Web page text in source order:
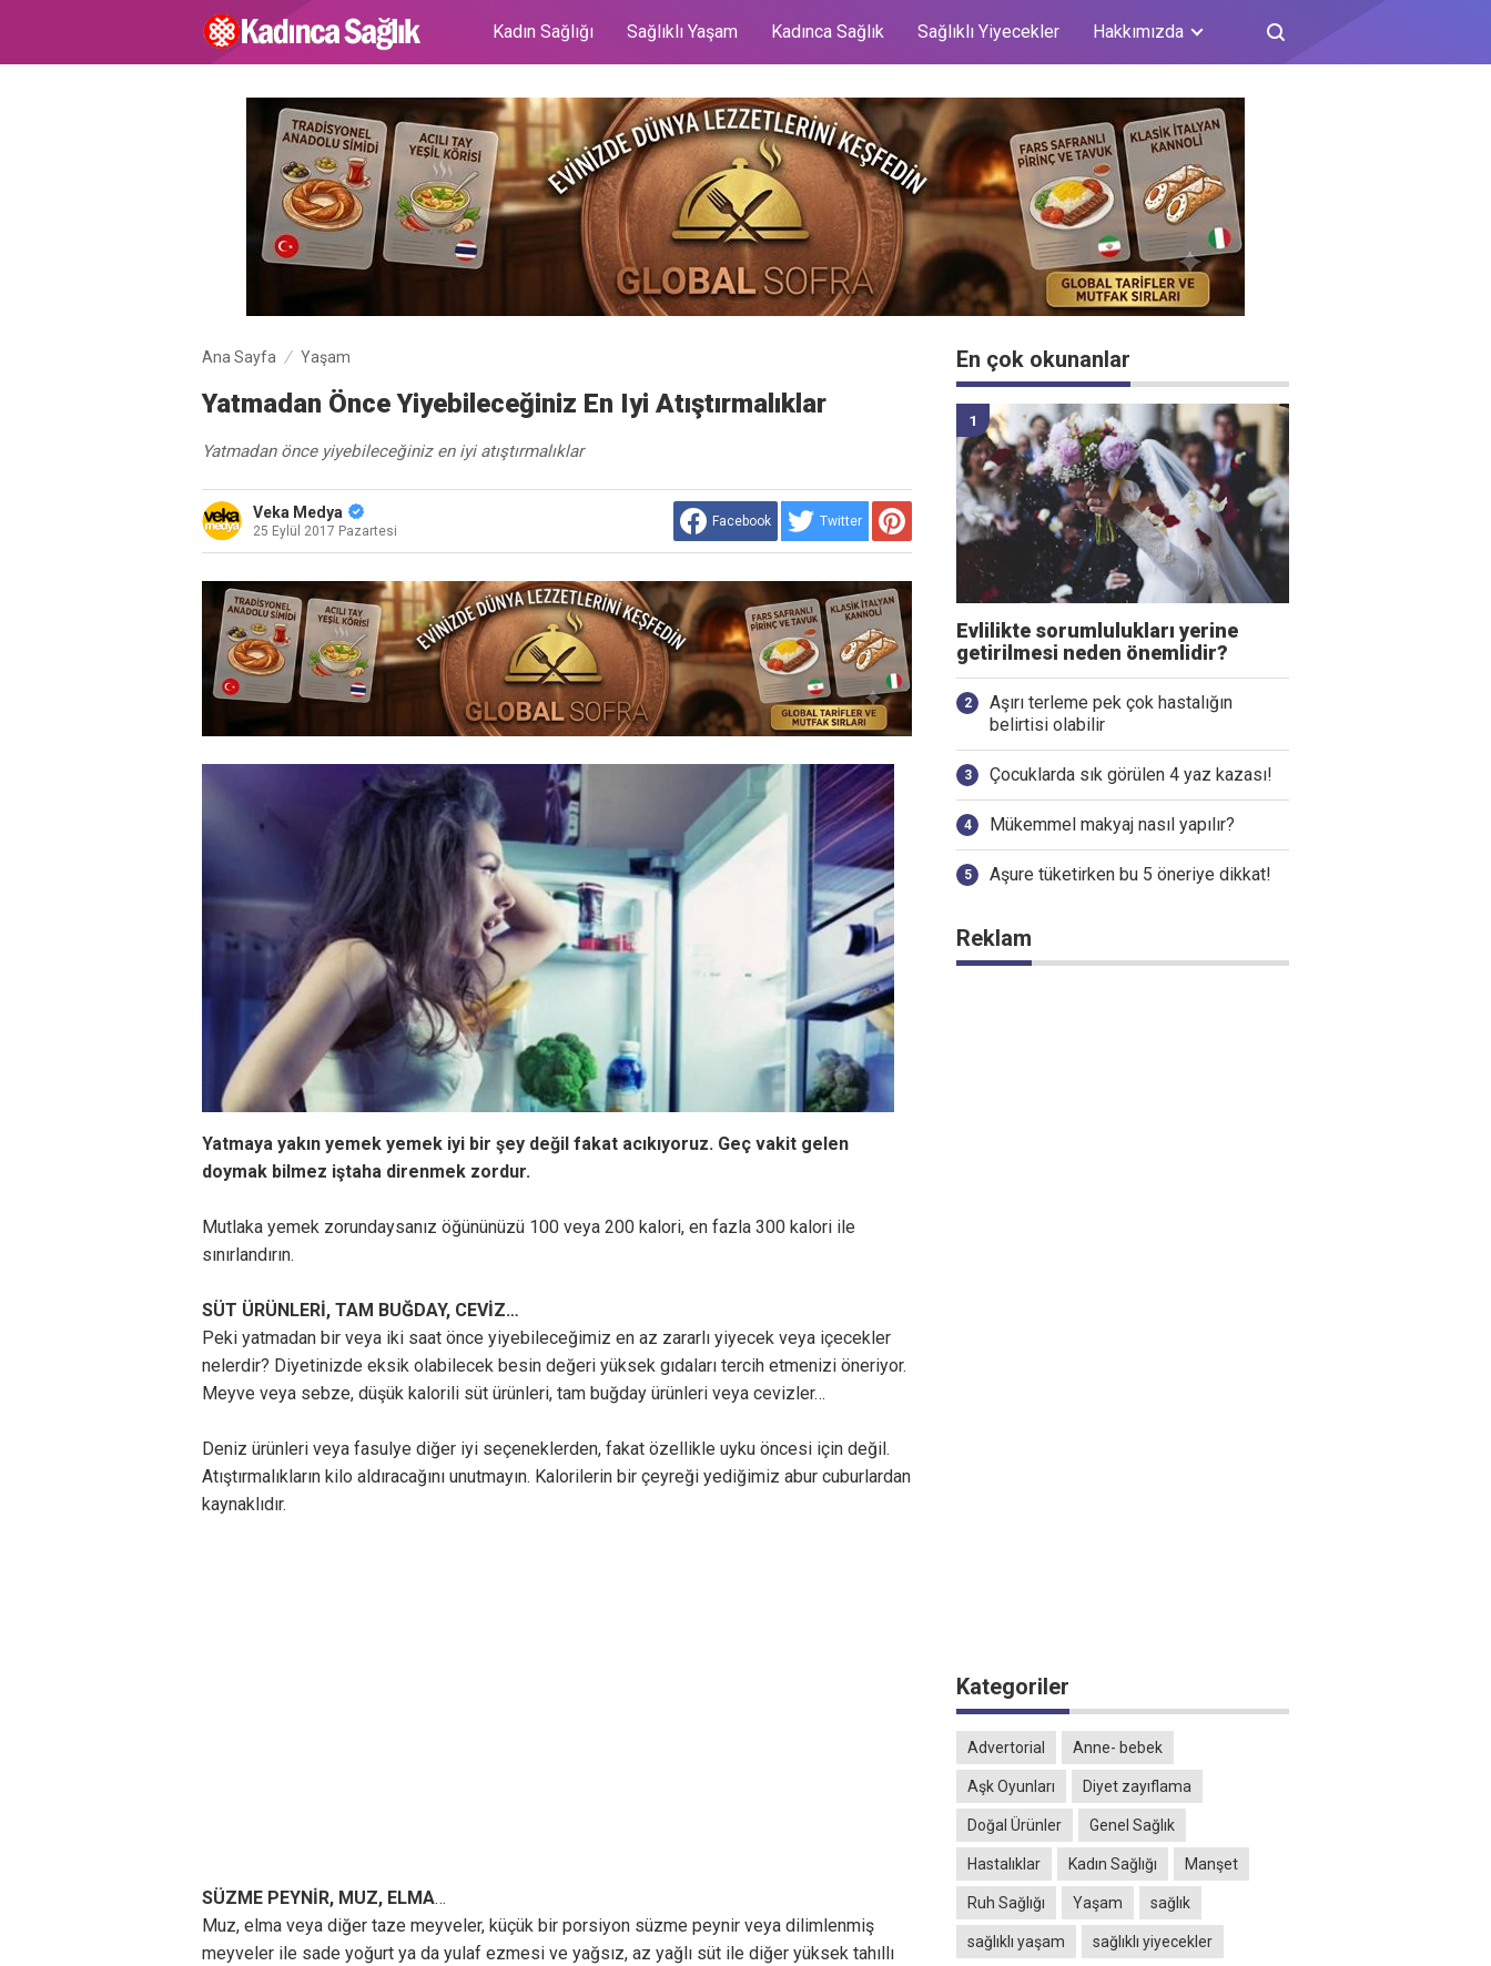
Kadın Sağlığı Sağlıklı Yaşam Kadınca Sağlık Sağlıklı Yiyecekler Hakkımızda
Ana Sayfa Yaşam
Yatmadan Önce Yiyebileceğiniz En Iyi Atıştırmalıklar
Yatmadan önce yiyebileceğiniz en iyi atıştırmalıklar
Veka Medya
25 Eylül 2017 Pazartesi
Facebook Twitter
Yatmaya yakın yemek yemek iyi bir şey değil fakat acıkıyoruz. Geç vakit gelen
doymak bilmez iştaha direnmek zordur.
Mutlaka yemek zorundaysanız öğününüzü 100 veya 200 kalori, en fazla 300 kalori ile
sınırlandırın.
SÜT ÜRÜNLERİ, TAM BUĞDAY, CEVİZ…
Peki yatmadan bir veya iki saat önce yiyebileceğimiz en az zararlı yiyecek veya içecekler
nelerdir? Diyetinizde eksik olabilecek besin değeri yüksek gıdaları tercih etmenizi öneriyor.
Meyve veya sebze, düşük kalorili süt ürünleri, tam buğday ürünleri veya cevizler…
Deniz ürünleri veya fasulye diğer iyi seçeneklerden, fakat özellikle uyku öncesi için değil.
Atıştırmalıkların kilo aldıracağını unutmayın. Kalorilerin bir çeyreği yediğimiz abur cuburlardan
kaynaklıdır.
SÜZME PEYNİR, MUZ, ELMA…
Muz, elma veya diğer taze meyveler, küçük bir porsiyon süzme peynir veya dilimlenmiş
meyveler ile sade yoğurt ya da yulaf ezmesi ve yağsız, az yağlı süt ile diğer yüksek tahıllı
En çok okunanlar
Evlilikte sorumlulukları yerine
getirilmesi neden önemlidir?
Aşırı terleme pek çok hastalığın
belirtisi olabilir
Çocuklarda sık görülen 4 yaz kazası!
Mükemmel makyaj nasıl yapılır?
Aşure tüketirken bu 5 öneriye dikkat!
Reklam
Kategoriler
Advertorial Anne- bebek
Aşk Oyunları Diyet zayıflama
Doğal Ürünler Genel Sağlık
Hastalıklar Kadın Sağlığı Manşet
Ruh Sağlığı Yaşam sağlık
sağlıklı yaşam sağlıklı yiyecekler